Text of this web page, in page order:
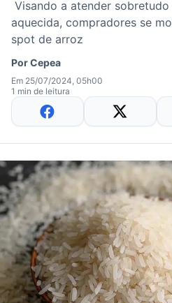
Visando a atender
aquecida, compradores se
spot de arroz
PorCepea
Em 25/07/2024, 05h00
1 min de leitura